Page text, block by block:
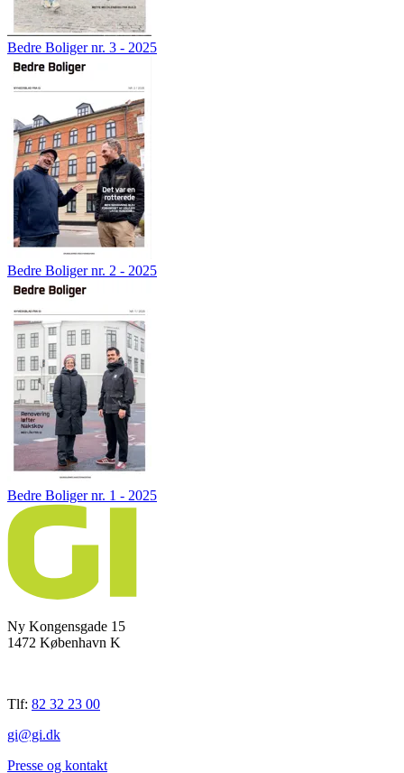
Bedre Boliger nr. 3 - 2025
Bedre Boliger nr. 2 - 2025
Bedre Boliger nr. 1 - 2025
Ny Kongensgade 15
1472 København K
Tlf: 82 32 23 00
gi@gi.dk
Presse og kontakt